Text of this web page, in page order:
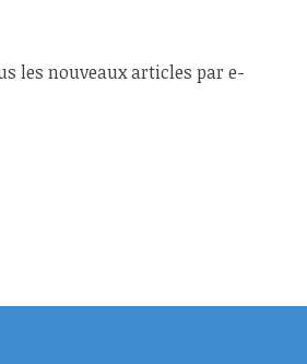
les nouveaux articles par e-